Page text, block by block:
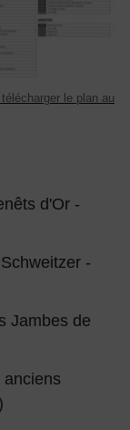
le plan au
d'Or -
-
Jambes de
anciens